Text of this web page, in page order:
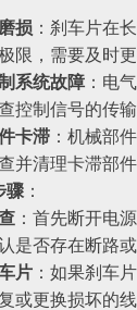
损 ：刹车片在
限，需要及时更
系统故障 ：电
控制信号的传
卡滞 ：机械部
并清理卡滞部
骤 ‌：
：首先断开电
是否存在断路或
片 ：如果刹车
或更换损坏的线